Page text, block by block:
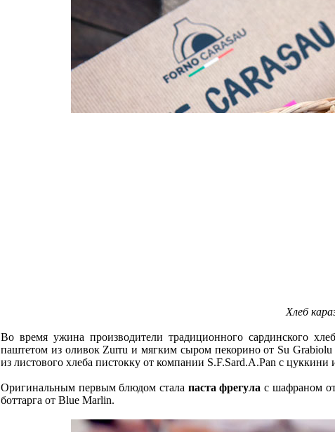
Хлеб
Во время ужина производители традиционного сардинского
паштетом из оливок Zurru и мягким сыром пекорино от Su Grabiolu
из листового хлеба пистокку от компании S.F.Sard.A.Pan с
Оригинальным первым блюдом стала паста фрегула с шафраном
боттарга от Blue Marlin.